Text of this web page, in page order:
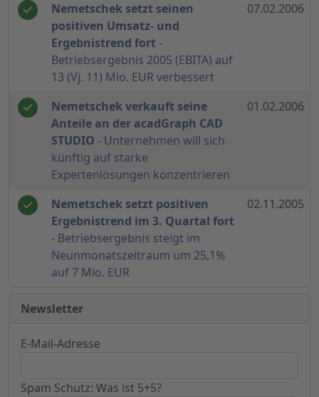
Nemetschek setzt seinen
positiven Umsatz- und
Ergebnistrend fort-
Betriebsergebnis 2005 (EBITA) auf
13 (Vj. 11) Mio. EUR verbessert
07.02.2006
Nemetschek verkauft seine
Anteile an der acadGraph CAD
STUDIO - Unternehmen will sich
künftig auf starke
Expertenlösungen konzentrieren
01.02.2006
Nemetschek setzt positiven
Ergebnistrend im 3. Quartal fort
- Betriebsergebnis steigt im
Neunmonatszeitraum um 25,1%
auf 7 Mio. EUR
02.11.2005
Newsletter
E-Mail-Adresse
Spam Schutz: Was ist 5+5?